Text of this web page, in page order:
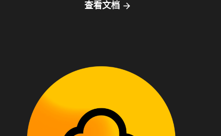
查看文档 arrow_forward